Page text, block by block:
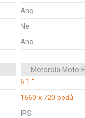
Ano
Ne
Ano
Motorola Moto
6.1 "
1560 x 720 bodů
IPS